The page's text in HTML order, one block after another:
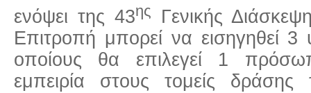
ενόψει της 43ης
Γενικής
Επιτροπή μπορεί να εισηγηθεί
οποίους θα επιλεγεί 1
εμπειρία στους τομείς